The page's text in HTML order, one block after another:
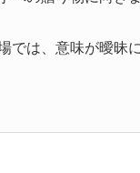
では、意味が曖昧